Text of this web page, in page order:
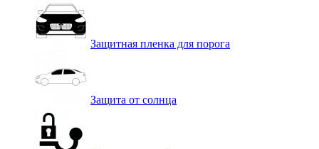
Защитная пленка для порога
Защита от солнца